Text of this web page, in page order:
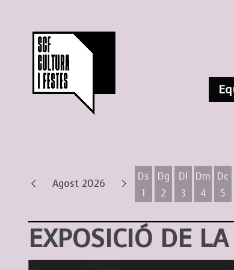
Agost 2026
Ds
1
Dg
2
Dl
3
Dm
4
Dc
5
EXPOSICIÓ DE